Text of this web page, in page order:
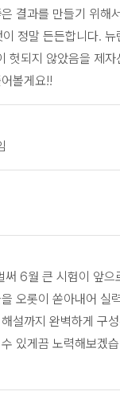
결과를 만들기 위
정말 든든합니다.
헛되지 않았음을 제
볼게요!!
6월 큰 시험이 앞
오롯이 쏟아내어
설까지 완벽하게 구
있게끔 노력해보겠